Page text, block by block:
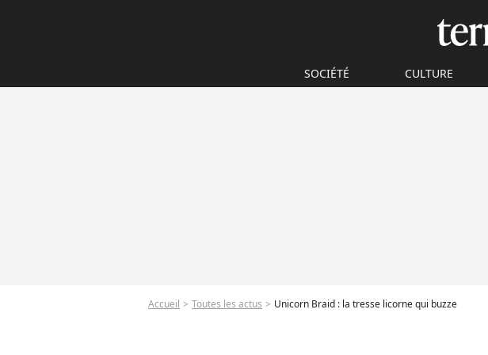
SOCIÉTÉ CULTURE
Accueil Toutes les actus Unicorn Braid : la tresse licorne qui buzze